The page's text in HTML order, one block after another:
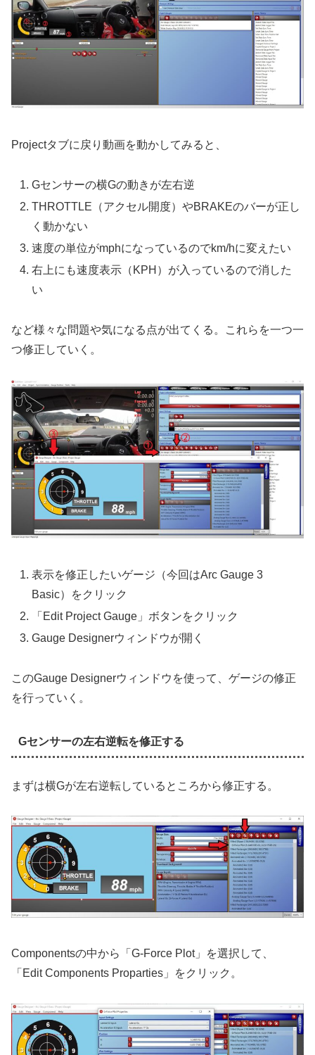
Projectタブに戻り動画を動かしてみると、
Gセンサーの横Gの動きが左右逆
THROTTLE（アクセル開度）やBRAKEのバーが正し
く動かない
速度の単位がmphになっているのでkm/hに変えたい
右上にも速度表示（KPH）が入っているので消した
い
など様々な問題や気になる点が出てくる。これらを一つ一
つ修正していく。
表示を修正したいゲージ（今回はArc Gauge 3
Basic）をクリック
「Edit Project Gauge」ボタンをクリック
Gauge Designerウィンドウが開く
このGauge Designerウィンドウを使って、ゲージの修正
を行っていく。
Gセンサーの左右逆転を修正する
まずは横Gが左右逆転しているところから修正する。
Componentsの中から「G-Force Plot」を選択して、
「Edit Components Proparties」をクリック。